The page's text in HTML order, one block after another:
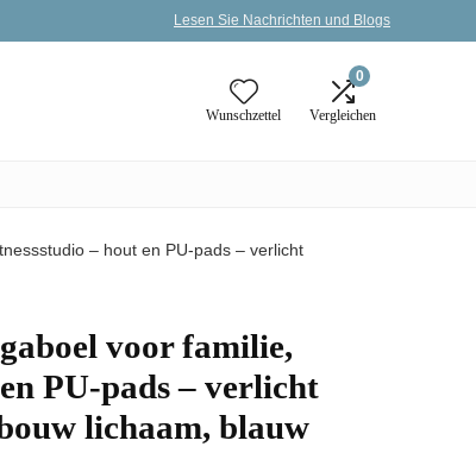
Lesen Sie Nachrichten und Blogs
Wunschzettel
0
Vergleichen
– hout en PU-pads – verlicht
voor familie,
PU-pads – verlicht
lichaam, blauw